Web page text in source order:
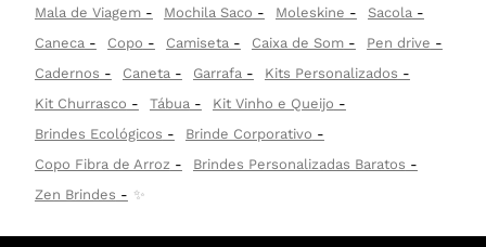
Mala de Viagem
Mochila Saco Moleskine
Sacola
Caneca
Copo Camiseta Caixa de Som
Pen drive
Cadernos
Caneta Garrafa
Kits Personalizados
Kit Churrasco
Tábua
Kit Vinho e Queijo
Brindes Ecológicos
Brinde Corporativo
Copo Fibra de Arroz
Brindes Personalizadas Baratos
Zen Brindes
✨